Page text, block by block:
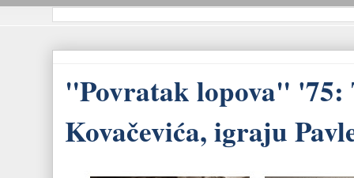
"Povratak lopova" '75:
Kovačevića, igraju